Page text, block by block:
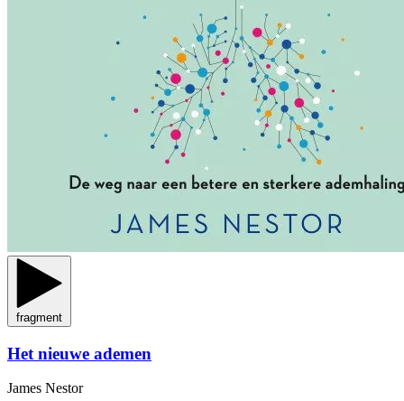
fragment
Het nieuwe ademen
James Nestor